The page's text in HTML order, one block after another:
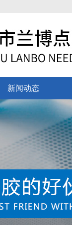
新闻动态